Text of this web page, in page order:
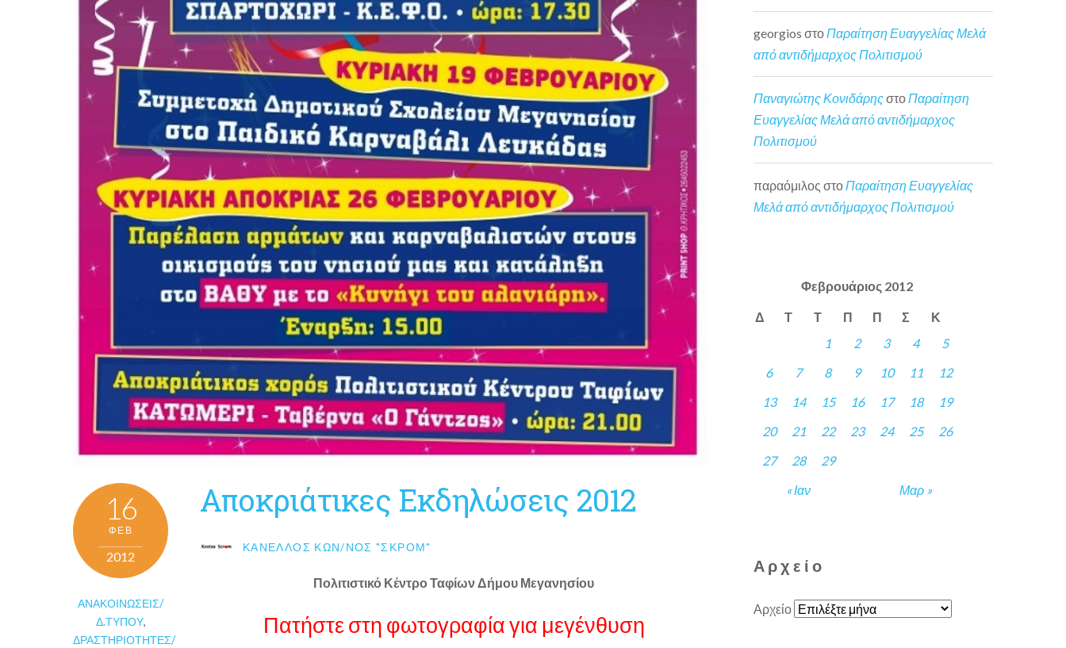
16
ΦΕΒ
2012
ΑΝΑΚΟΙΝΏΣΕΙΣ/
Δ.ΤΎΠΟΥ,
ΔΡΑΣΤΗΡΙΌΤΗΤΕΣ/
Αποκριάτικες Εκδηλώσεις 2012
ΚΑΝΈΛΛΟΣ ΚΩΝ/ΝΟΣ "ΣΚΡΟΜ"
Πολιτιστικό Κέντρο Ταφίων Δήμου Μεγανησίου
Πατήστε στη φωτογραφία για μεγένθυση
georgios στοΠαραίτηση Ευαγγελίας Μελά
από αντιδήμαρχος Πολιτισμού
Παναγιώτης ΚονιδάρηςστοΠαραίτηση
Ευαγγελίας Μελά από αντιδήμαρχος
Πολιτισμού
παραόμιλος στο Παραίτηση Ευαγγελίας
Μελά από αντιδήμαρχος Πολιτισμού
Φεβρουάριος 2012
Δ Τ Τ Π Π Σ Κ
« Ιαν Μαρ »
1 2 3 4
5
6
7 8 9 10 11
12
13
14 15 16 17 18
19
20
21 22 23 24 25
26
27
28 29
Αρχείο
Αρχείο